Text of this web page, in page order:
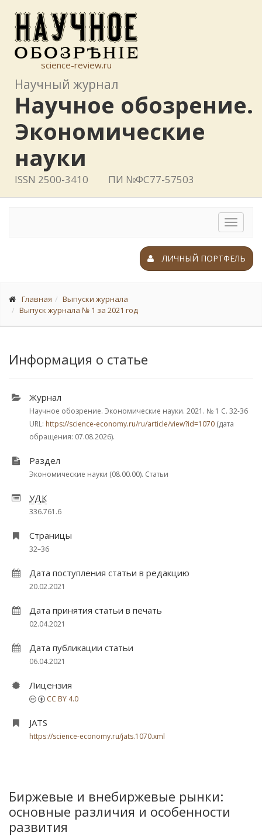
science-review.ru
Научный журнал
Научное обозрение.
Экономические
науки
ISSN 2500-3410 ПИ №ФС77-57503
Toggle
ЛИЧНЫЙ ПОРТФЕЛЬ
Главная
Выпуски журнала
Выпуск журнала № 1 за 2021 год
Информация о статье
Журнал
Научное обозрение. Экономические науки. 2021. № 1 С. 32-36
URL: https://science-economy.ru/ru/article/view?id=1070 (дата
обращения: 07.08.2026).
Раздел
Экономические науки (08.00.00). Статьи
УДК
336.761.6
Страницы
32–36
Дата поступления статьи в редакцию
20.02.2021
Дата принятия статьи в печать
02.04.2021
Дата публикации статьи
06.04.2021
Лицензия
CC BY 4.0
JATS
https://science-economy.ru/jats.1070.xml
Биржевые и внебиржевые рынки:
основные различия и особенности
развития